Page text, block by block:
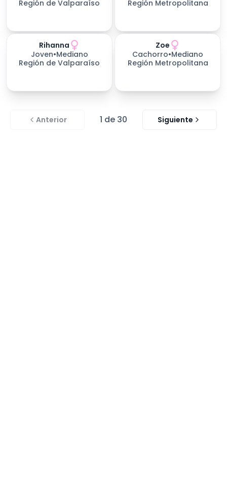
Región de Valparaíso
Región Metropolitana
días esperando
Rihanna
Joven•Mediano
Región de Valparaíso
Zoe
Cachorro•Mediano
Región Metropolitana
Anterior 1 de 30 Siguiente